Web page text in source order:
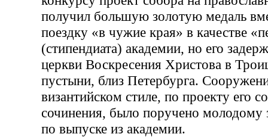
получил большую золотую медаль
поездку «в чужие края» в качестве
(стипендиата) академии, но его
церкви Воскресения Христова в
пустыни, близ Петербурга.
византийском стиле, по проекту его
сочинения, было поручено молодому
по выпуске из академии.